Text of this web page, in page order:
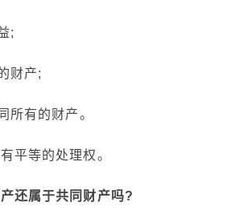
;
财产;
所有的财产。
平等的处理权。
还属于共同财产吗?